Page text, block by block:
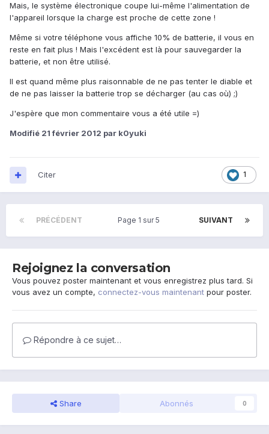
Mais, le système électronique coupe lui-même l'alimentation de
l'appareil lorsque la charge est proche de cette zone !
Même si votre téléphone vous affiche 10% de batterie, il vous en
reste en fait plus ! Mais l'excédent est là pour sauvegarder la
batterie, et non être utilisé.
Il est quand même plus raisonnable de ne pas tenter le diable et
de ne pas laisser la batterie trop se décharger (au cas où) ;)
J'espère que mon commentaire vous a été utile =)
Modifié 21 février 2012 par k0yuki
1
Citer
PRÉCÉDENT SUIVANT
Page 1 sur 5
Rejoignez la conversation
Vous pouvez poster maintenant et vous enregistrez plus tard. Si
vous avez un compte, connectez-vous maintenant pour poster.
Répondre à ce sujet…
Share Abonnés 0